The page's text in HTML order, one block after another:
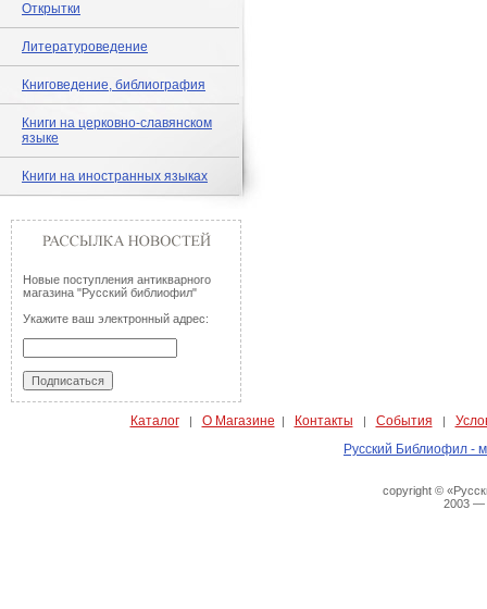
Открытки
Литературоведение
Книговедение, библиография
Книги на церковно-славянском
языке
Книги на иностранных языках
Новые поступления антикварного
магазина "Русский библиофил"
Укажите ваш электронный адрес:
Каталог| О Магазине | Контакты | События |
Русский Библиофил -
copyright ©
2003 —